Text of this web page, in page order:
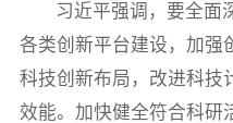
习近平强调，要全面
各类创新平台建设，加强
科技创新布局，改进科技
效能。加快健全符合科研